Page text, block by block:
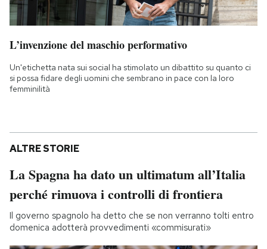
L’invenzione del maschio performativo
Un'etichetta nata sui social ha stimolato un dibattito su quanto ci
si possa fidare degli uomini che sembrano in pace con la loro
femminilità
ALTRE STORIE
La Spagna ha dato un ultimatum all’Italia
perché rimuova i controlli di frontiera
Il governo spagnolo ha detto che se non verranno tolti entro
domenica adotterà provvedimenti «commisurati»